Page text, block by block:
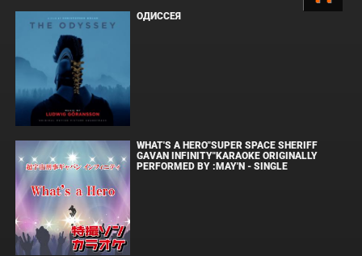
ОДИССЕЯ
WHAT'S A HERO"SUPER SPACE SHERIFF
GAVAN INFINITY"KARAOKE ORIGINALLY
PERFORMED BY :MAY'N - SINGLE